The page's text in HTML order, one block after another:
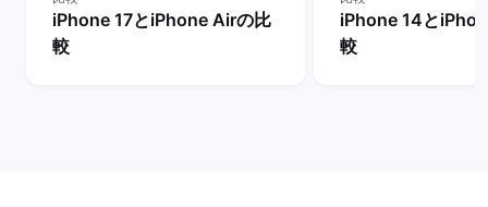
iPhone 17とiPhone Airの比
較
iPhone 14と
較